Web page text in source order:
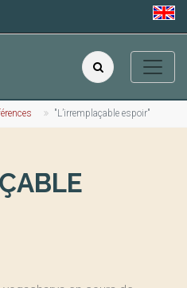
"L’irremplaçable espoir"